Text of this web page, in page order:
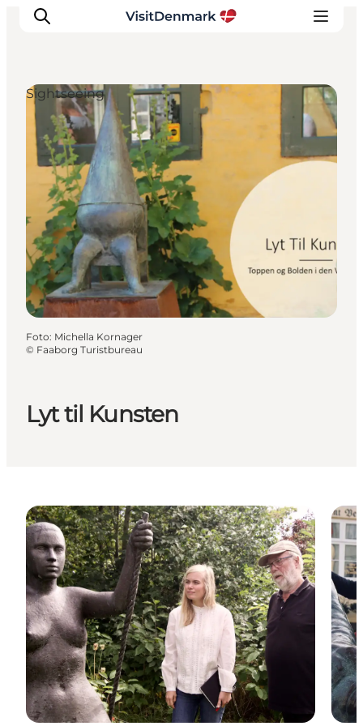
Inspiration
Resmål
Aktiviteter
Övernatta
Planera resan
Lyt til Kunsten
Sightseeing
Foto: Michella Kornager
© Faaborg Turistbureau